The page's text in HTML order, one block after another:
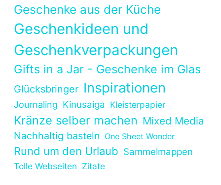
Geschenke aus der Küche
Geschenkideen und
Geschenkverpackungen
Gifts in a Jar - Geschenke im Glas
Glücksbringer Inspirationen
Journaling Kinusaiga Kleisterpapier
Kränze selber machen Mixed Media
Nachhaltig basteln One Sheet Wonder
Rund um den Urlaub Sammelmappen
Tolle Webseiten Zitate